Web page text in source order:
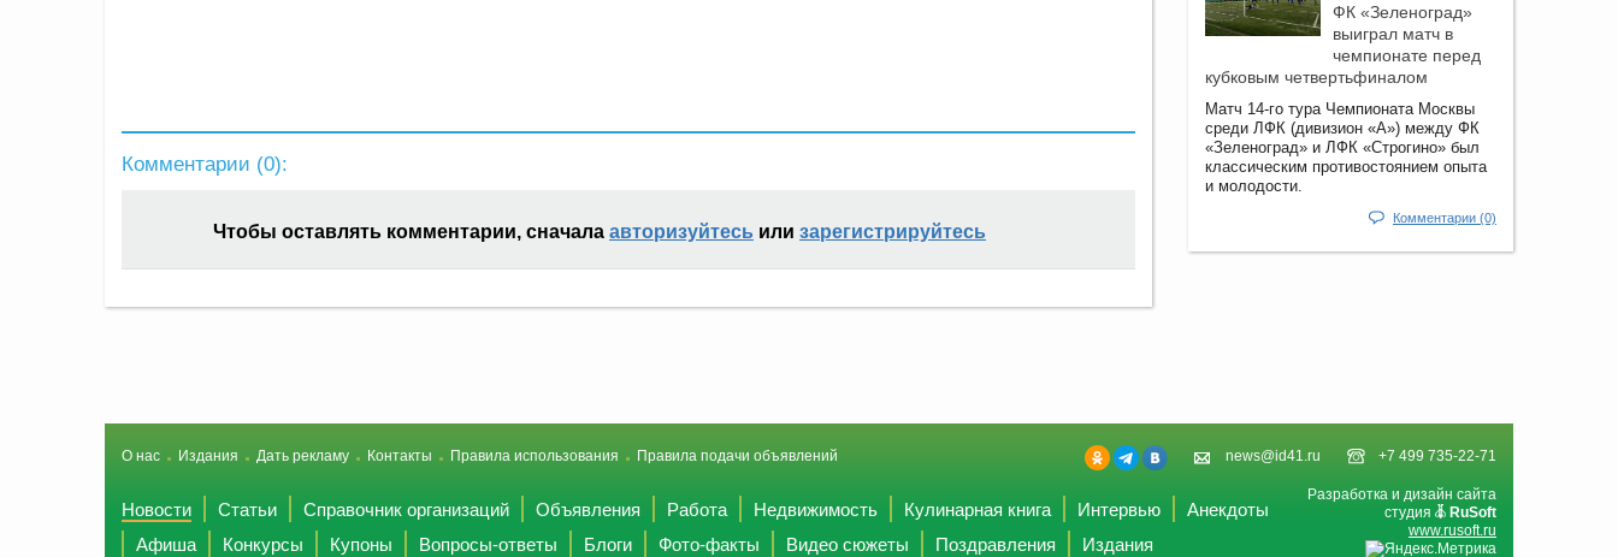
Комментарии (0):
Чтобы оставлять комментарии, сначала авторизуйтесь или зарегистрируйтесь
ФК «Зеленоград»
выиграл матч в
чемпионате перед
кубковым четвертьфиналом
Матч 14-го тура Чемпионата Москвы
среди ЛФК (дивизион «А») между ФК
«Зеленоград» и ЛФК «Строгино» был
классическим противостоянием опыта
и молодости.
Комментарии (0)
news@id41.ru +7 499 735-22-71
О нас Издания Дать рекламу Контакты Правила использования Правила подачи объявлений
Разработка и дизайн сайта
студия
RuSoft
www.rusoft.ru
Новости Статьи Справочник организаций Объявления Работа Недвижимость Кулинарная книга Интервью
Анекдоты
Афиша
Конкурсы Купоны Вопросы-ответы Блоги Фото-факты Видео сюжеты Поздравления Издания